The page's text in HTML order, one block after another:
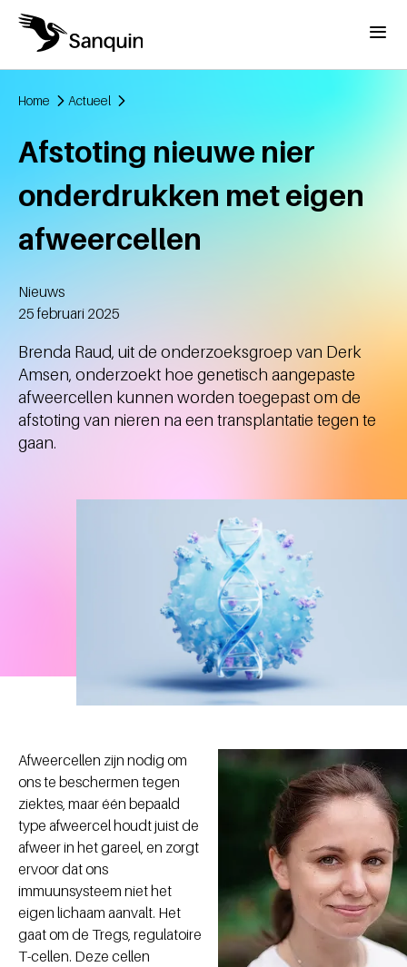
Overslaan en naar de inhoud gaan
Menu
Home Actueel
Afstoting nieuwe nier
onderdrukken met eigen
afweercellen
Nieuws
Aangemaakt
25 februari 2025
Brenda Raud, uit de onderzoeksgroep van Derk
Amsen, onderzoekt hoe genetisch aangepaste
afweercellen kunnen worden toegepast om de
afstoting van nieren na een transplantatie tegen te
gaan.
Afweercellen zijn nodig om
ons te beschermen tegen
ziektes, maar één bepaald
type afweercel houdt juist de
afweer in het gareel, en zorgt
ervoor dat ons
immuunsysteem niet het
eigen lichaam aanvalt. Het
gaat om de Tregs, regulatoire
T-cellen. Deze cellen